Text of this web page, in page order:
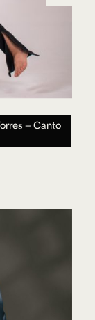
— Canto